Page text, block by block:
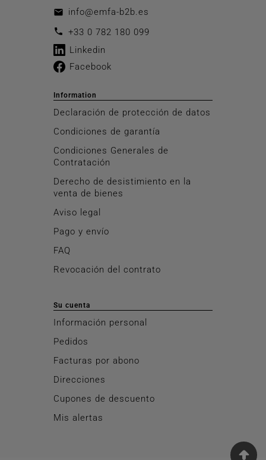
email info@emfa-b2b.es
call +33 0 782 180 099
Linkedin
Facebook
Information
Declaración de protección de datos
Condiciones de garantía
Condiciones Generales de
Contratación
Derecho de desistimiento en la
venta de bienes
Aviso legal
Pago y envío
FAQ
Revocación del contrato
Su cuenta
Información personal
Pedidos
Facturas por abono
Direcciones
Cupones de descuento
Mis alertas